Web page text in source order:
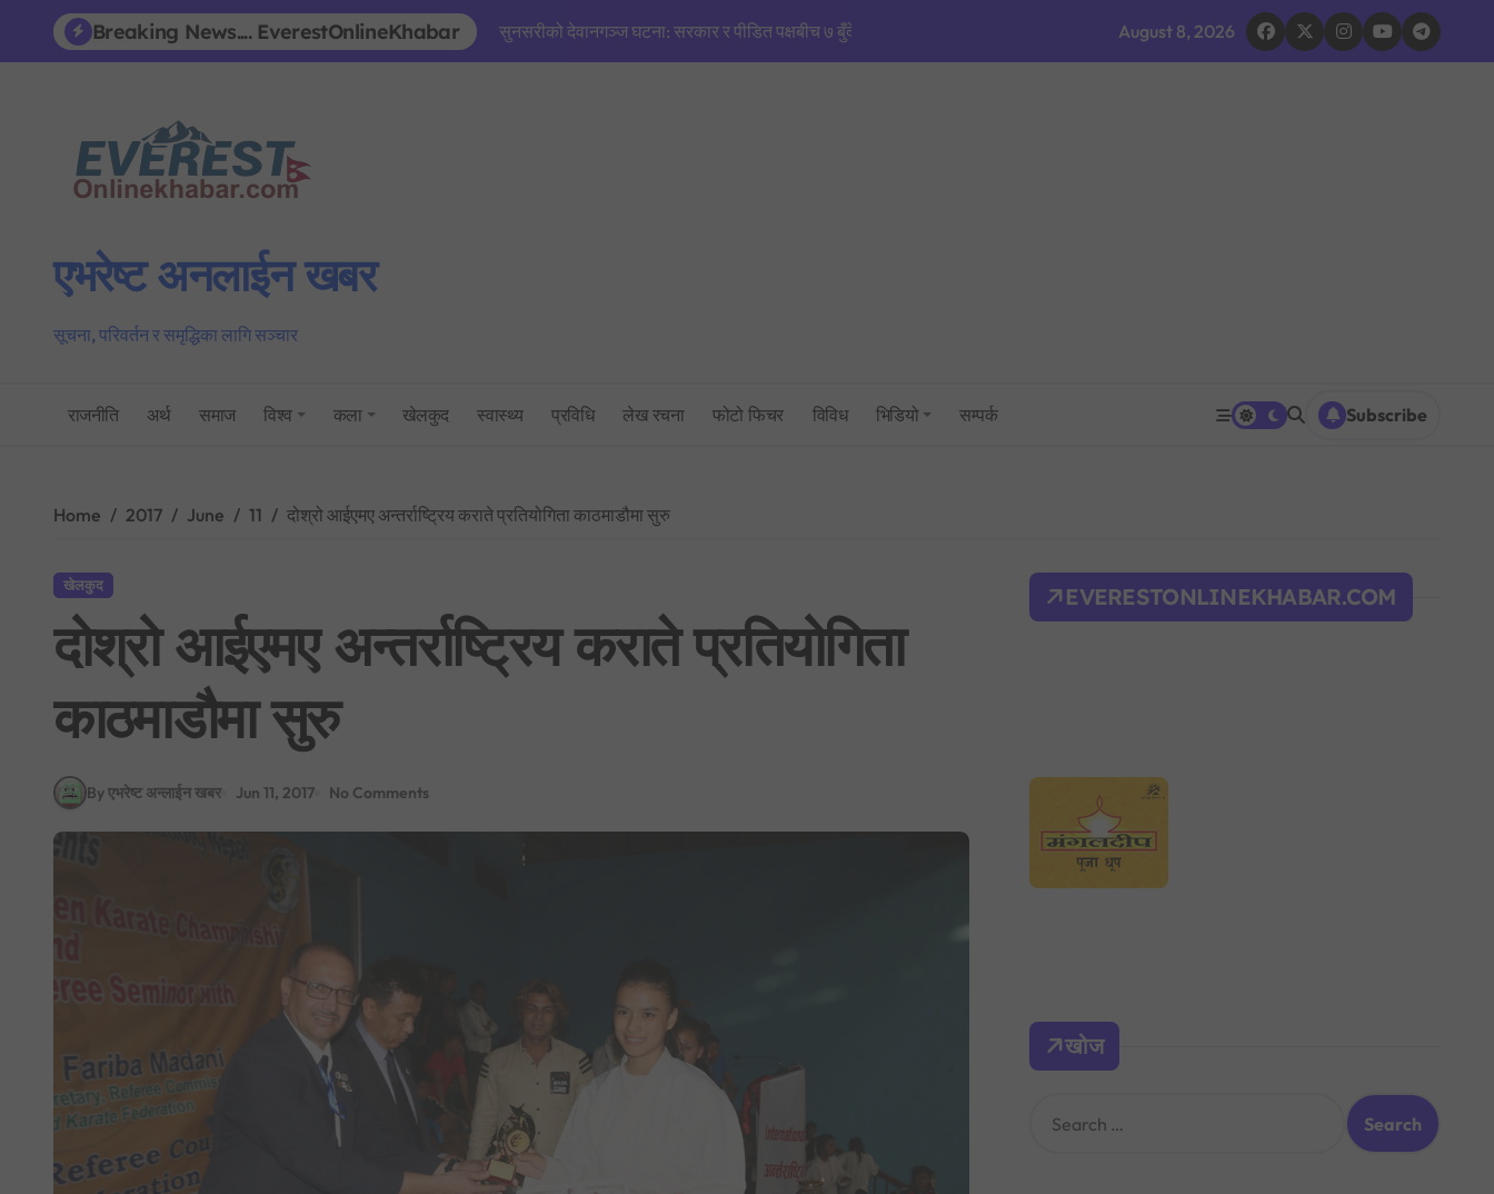
content
Breaking News.... EverestOnlineKhabar
BREAKING NEWS : नयाँ दिल्लीमा प्रदर्शन उग्र बन्दै: प्रधानमन्त्री मोदीद्वारा संसद भवन फिर्ता, सुरक्षा व्यवस्था कडा!
फिफा विश्वकप २०२६: उपाधिसँगै व्यक्तिगत अवार्डमा पनि स्पेनको दबदबा, मेसीलाई ‘सिल्भर बल’ र एम्बाप्पेलाई ‘गोल्डेन बुट’
साउन १ देखि लागू हुने गरी शैक्षिक, उपचार र सेयर कारोबारसहित विभिन्न क्षेत्रमा नयाँ करका दरहरू निर्धारण
भूमिको वर्गीकरण नगर्ने ४०५ स्थानीय तहमा आजैदेखि जग्गा कित्ताकाट पूर्ण रूपमा बन्द
August 8, 2026
एभरेष्ट अनलाईन खबर
सूचना, परिवर्तन र समृद्धिका लागि सञ्चार
राजनीति अर्थ समाज विश्व कला खेलकुद स्वास्थ्य प्रविधि लेख रचना फोटो फिचर विविध भिडियो सम्पर्क Subscribe
Home 2017 June 11 दोश्रो आईएमए अन्तर्राष्ट्रिय कराते प्रतियोगिता काठमाडौमा सुरु
खेलकुद
दोश्रो आईएमए अन्तर्राष्ट्रिय कराते प्रतियोगिता
काठमाडौमा सुरु
By एभरेष्ट अन्लाईन खबर Jun 11, 2017 No Comments
EVERESTONLINEKHABAR.COM
खोज